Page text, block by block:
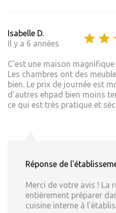
Isabelle D.
Il y a 6 années
C'est une maison
Les chambres ont des
bien. Le prix de journée est
d'autres ehpad bien moins
ce qui est très pratique et
Réponse de
Merci de votre avis ! La
entièrement préparer
cuisine interne à